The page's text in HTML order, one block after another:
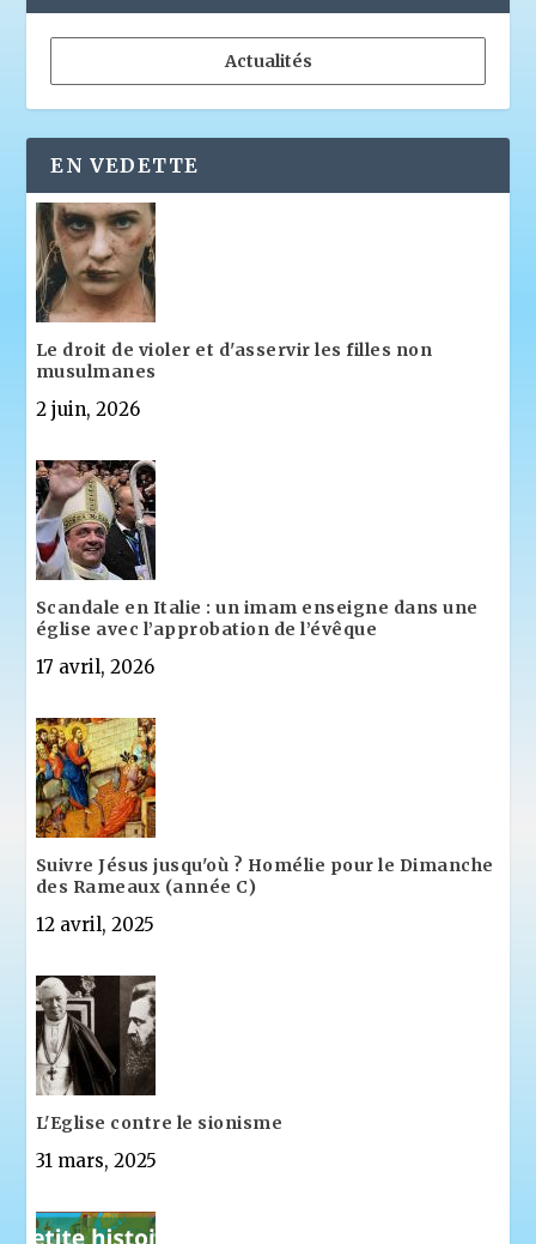
Actualités
EN VEDETTE
Le droit de violer et d'asservir les filles non
musulmanes
2 juin, 2026
Scandale en Italie : un imam enseigne dans une
église avec l’approbation de l’évêque
17 avril, 2026
Suivre Jésus jusqu'où ? Homélie pour le Dimanche
des Rameaux (année C)
12 avril, 2025
L'Eglise contre le sionisme
31 mars, 2025